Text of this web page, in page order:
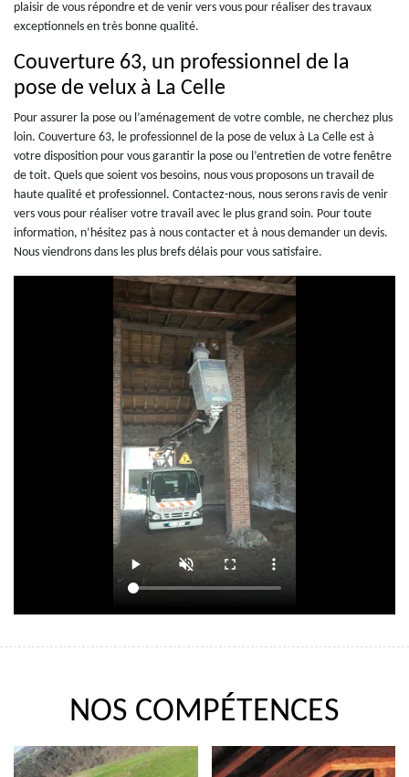
plaisir de vous répondre et de venir vers vous pour réaliser des travaux
exceptionnels en très bonne qualité.
Couverture 63, un professionnel de la
pose de velux à La Celle
Pour assurer la pose ou l’aménagement de votre comble, ne cherchez plus
loin. Couverture 63, le professionnel de la pose de velux à La Celle est à
votre disposition pour vous garantir la pose ou l’entretien de votre fenêtre
de toit. Quels que soient vos besoins, nous vous proposons un travail de
haute qualité et professionnel. Contactez-nous, nous serons ravis de venir
vers vous pour réaliser votre travail avec le plus grand soin. Pour toute
information, n’hésitez pas à nous contacter et à nous demander un devis.
Nous viendrons dans les plus brefs délais pour vous satisfaire.
NOS COMPÉTENCES